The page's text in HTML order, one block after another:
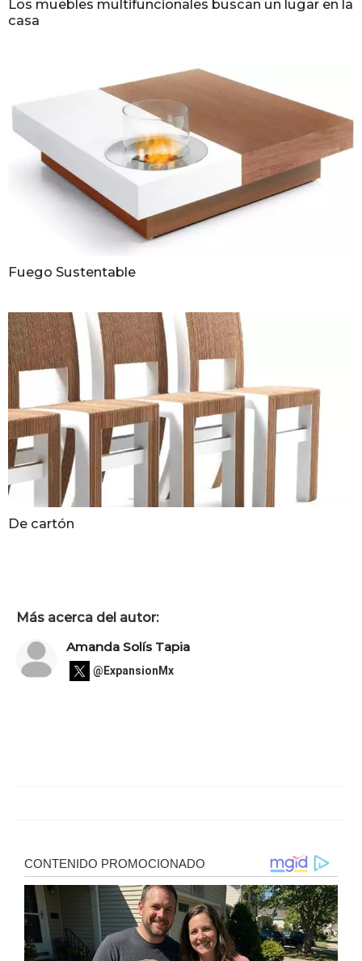
Los muebles multifuncionales buscan un lugar en la
casa
Fuego Sustentable
De cartón
Más acerca del autor:
Amanda Solís Tapia
@ExpansionMx